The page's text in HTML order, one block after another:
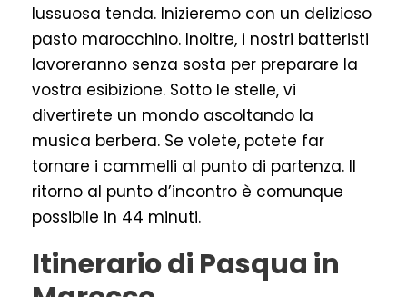
lussuosa tenda. Inizieremo con un delizioso
pasto marocchino. Inoltre, i nostri batteristi
lavoreranno senza sosta per preparare la
vostra esibizione. Sotto le stelle, vi
divertirete un mondo ascoltando la
musica berbera. Se volete, potete far
tornare i cammelli al punto di partenza. Il
ritorno al punto d’incontro è comunque
possibile in 44 minuti.
Itinerario di Pasqua in